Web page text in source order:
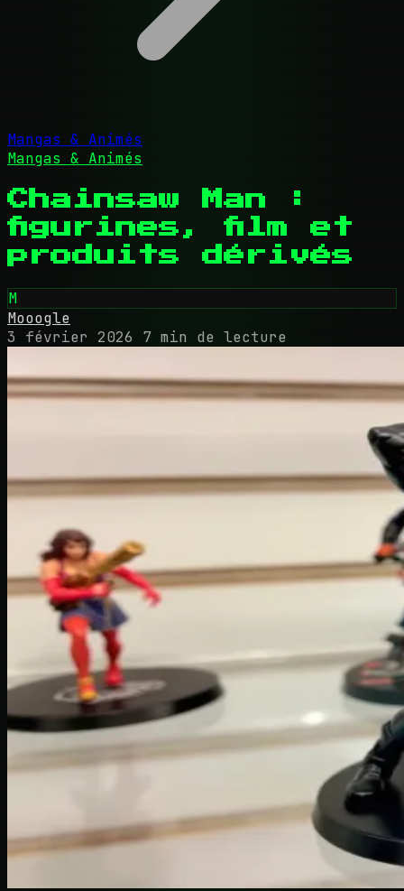
Mangas & Animés
Mangas & Animés
Chainsaw Man :
figurines, film et
produits dérivés
M
Mooogle
3 février 2026
7 min de lecture